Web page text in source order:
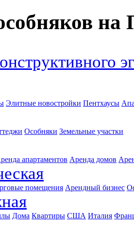
Элитные новостройки Пентхаусы
Особняки Земельные участки
апартаментов Аренда домов
помещения Арендный бизнес
Дома Квартиры США Италия